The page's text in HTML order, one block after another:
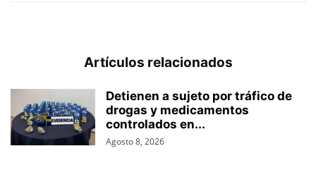
Artículos relacionados
Detienen a sujeto por tráfico de
drogas y medicamentos
controlados en...
Agosto 8, 2026